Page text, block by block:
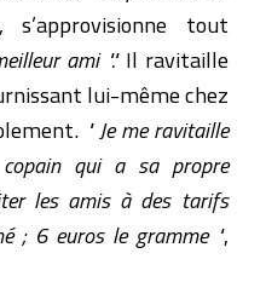
tout
ami "."Il ravitaille
lui-même chez
" Je me ravitaille
qui a sa propre
les amis à des tarifs
; 6 euros le gramme ",